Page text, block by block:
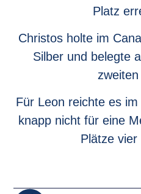
Platz
Christos holte im
Silber und belegte
Für Leon reichte es
knapp nicht für eine
Plätze vier